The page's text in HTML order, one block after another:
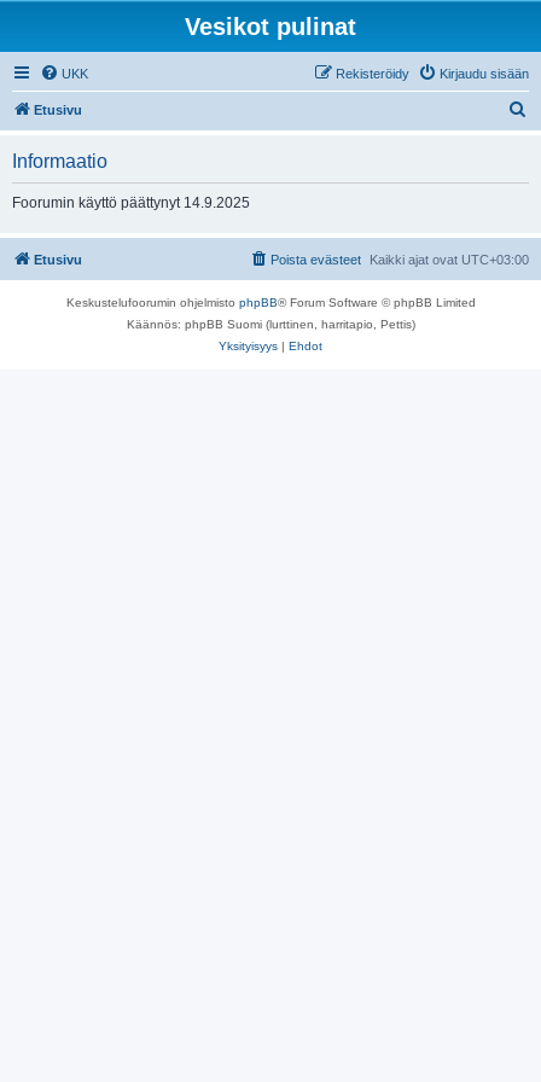
Vesikot pulinat
UKK Kirjaudu sisään
Rekisteröidy
Etusivu
Informaatio
Foorumin käyttö päättynyt 14.9.2025
Etusivu Kaikki ajat ovat UTC+03:00
Poista evästeet
Keskustelufoorumin ohjelmisto phpBB® Forum Software © phpBB Limited
Käännös: phpBB Suomi (lurttinen, harritapio, Pettis)
Yksityisyys | Ehdot